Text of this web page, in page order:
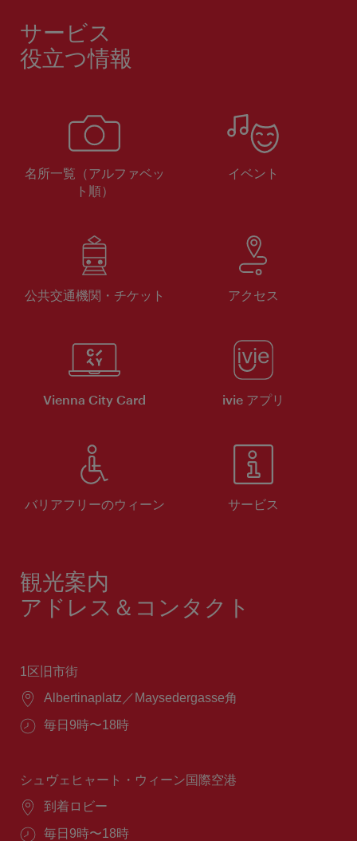
サービス
役立つ情報
名所一覧（アルファベッ
ト順）
イベント
公共交通機関・チケット アクセス
Vienna City Card ivie アプリ
バリアフリーのウィーン サービス
観光案内
アドレス＆コンタクト
1区旧市街
場
Albertinaplatz／Maysedergasse角
営
間：
毎日9時〜18時
シュヴェヒャート・ウィーン国際空港
場
到着ロビー
営
毎日9時〜18時